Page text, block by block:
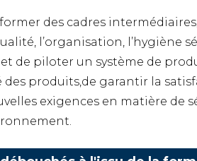
des cadres
l’organisation, l’hygiène
de piloter un système de
des produits,de garantir la
exigences en matière de